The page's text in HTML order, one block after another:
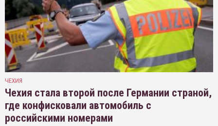
ЧЕХИЯ
Чехия стала второй после Германии страной,
где конфисковали автомобиль с
российскими номерами